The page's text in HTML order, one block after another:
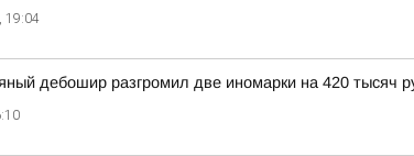
19:04
дебошир разгромил две иномарки на 420 тысяч